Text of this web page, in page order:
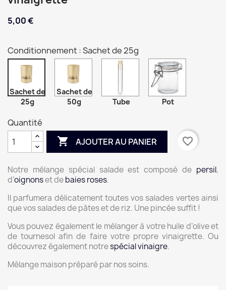
5,00 €
Conditionnement : Sachet de 25g
Sachet de
25g
Sachet de
50g
Tube Pot
Quantité
 AJOUTER AU PANIER favorite_border
Notre mélange spécial salade est composé de persil,
d’oignonset debaies roses.
Il parfumera délicatement toutes vos salades vertes ainsi
que vos salades de pâtes et de riz. Une pincée suffit !
Vous pouvez également le mélanger à votre huile d’olive et
de tournesol afin de faire votre propre vinaigrette. Ou
découvrez également notrespécial vinaigre.
Mélange maison préparé par nos soins.